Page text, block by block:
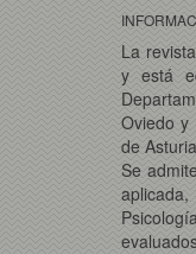
La
y está
Oviedo y
de
Se